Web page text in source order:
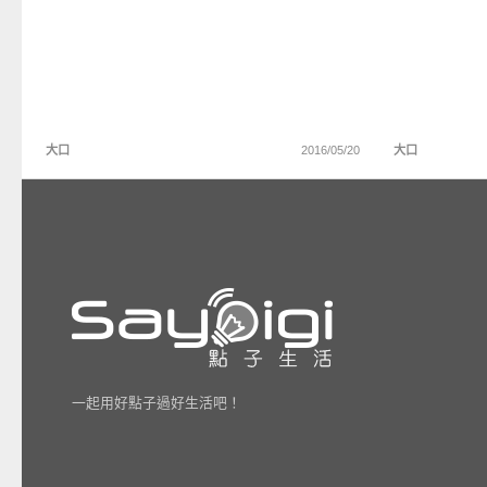
大口 2016/05/20 大口
一起用好點子過好生活吧！